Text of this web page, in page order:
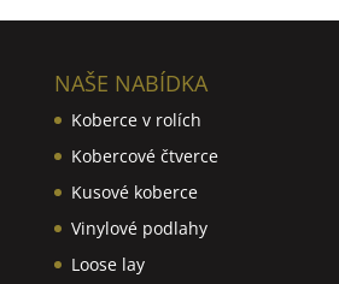
NAŠE NABÍDKA
Koberce v rolích
Kobercové čtverce
Kusové koberce
Vinylové podlahy
Loose lay